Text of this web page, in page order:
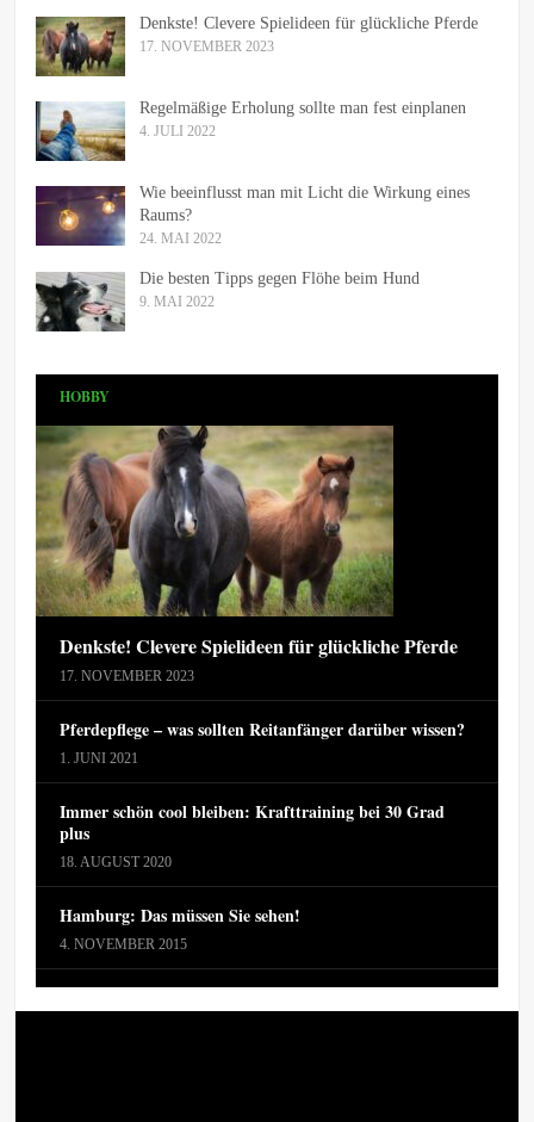
Denkste! Clevere Spielideen für glückliche Pferde
17. NOVEMBER 2023
Regelmäßige Erholung sollte man fest einplanen
4. JULI 2022
Wie beeinflusst man mit Licht die Wirkung eines
Raums?
24. MAI 2022
Die besten Tipps gegen Flöhe beim Hund
9. MAI 2022
HOBBY
Denkste! Clevere Spielideen für glückliche Pferde
17. NOVEMBER 2023
Pferdepflege – was sollten Reitanfänger darüber wissen?
1. JUNI 2021
Immer schön cool bleiben: Krafttraining bei 30 Grad
plus
18. AUGUST 2020
Hamburg: Das müssen Sie sehen!
4. NOVEMBER 2015